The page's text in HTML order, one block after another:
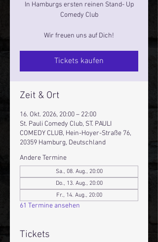
In Hamburgs ersten reinen Stand- Up
Comedy Club
Wir freuen uns auf Dich!
Tickets kaufen
Zeit & Ort
16. Okt. 2026, 20:00 – 22:00
St. Pauli Comedy Club, ST. PAULI
COMEDY CLUB, Hein-Hoyer-Straße 76,
20359 Hamburg, Deutschland
Andere Termine
Sa., 08. Aug., 20:00
Do., 13. Aug., 20:00
Fr., 14. Aug., 20:00
61 Termine ansehen
Tickets